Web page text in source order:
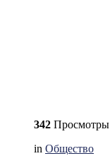
342 Просмотры
in Общество